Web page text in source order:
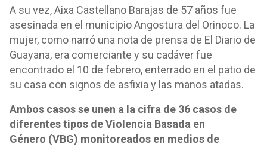
A su vez, Aixa Castellano Barajas de 57 años fue
asesinada en el municipio Angostura del Orinoco. La
mujer, como narró una nota de prensa de El Diario de
Guayana, era comerciante y su cadáver fue
encontrado el 10 de febrero, enterrado en el patio de
su casa con signos de asfixia y las manos atadas.
Ambos casos se unen a la cifra de 36 casos de
diferentes tipos de Violencia Basada en
Género (VBG) monitoreados en medios de